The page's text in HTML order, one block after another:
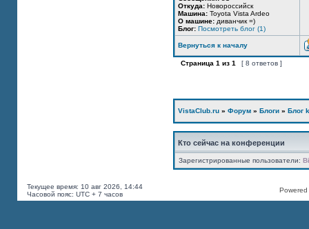
Откуда: Новороссийск
Машина: Toyota Vista Ardeo
О машине: диванчик =)
Блог: Посмотреть блог (1)
Вернуться к началу
Страница 1 из 1 [ 8 ответов ]
VistaClub.ru » Форум » Блоги » Блог
Кто сейчас на конференции
Зарегистрированные пользователи:
Текущее время: 10 авг 2026, 14:44
Часовой пояс: UTC + 7 часов